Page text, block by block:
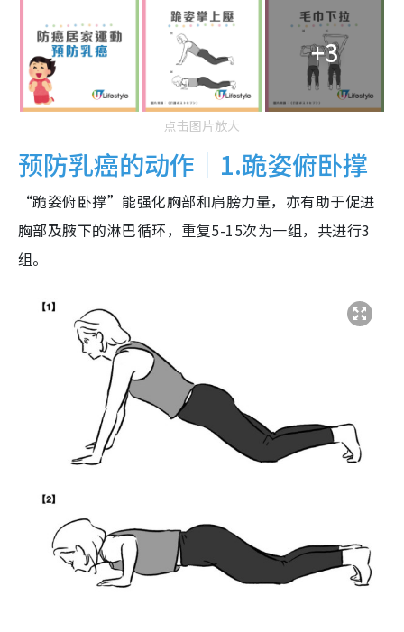
+3
点击图片放大
预防乳癌的动作｜1.跪姿俯卧撑
“跪姿俯卧撑”能强化胸部和肩膀力量，亦有助于促进
胸部及腋下的淋巴循环，重复5-15次为一组，共进行3
组。